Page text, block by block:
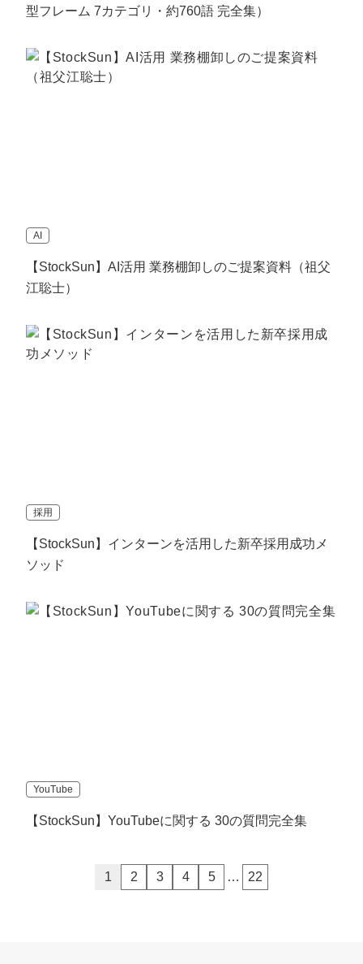
型フレーム 7カテゴリ・約760語 完全集）
AI
【StockSun】AI活用 業務棚卸しのご提案資料（祖父
江聡士）
採用
【StockSun】インターンを活用した新卒採用成功メ
ソッド
YouTube
【StockSun】YouTubeに関する 30の質問完全集
1 2 3 4 5 … 22